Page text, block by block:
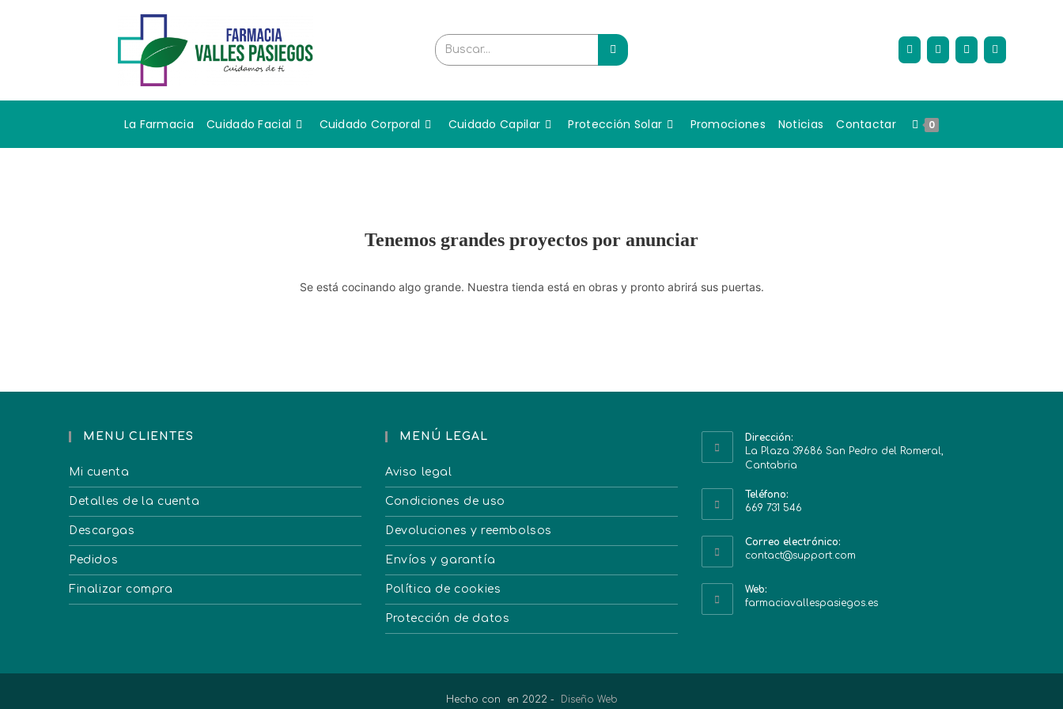
Buscar...
La Farmacia Cuidado Facial Cuidado Corporal Cuidado Capilar Protección Solar Promociones Noticias Contactar 0
Tenemos grandes proyectos por anunciar
Se está cocinando algo grande. Nuestra tienda está en obras y pronto abrirá sus puertas.
MENU CLIENTES
Mi cuenta
Detalles de la cuenta
Descargas
Pedidos
Finalizar compra
MENÚ LEGAL
Aviso legal
Condiciones de uso
Devoluciones y reembolsos
Envíos y garantía
Política de cookies
Protección de datos
Dirección:
La Plaza 39686 San Pedro del Romeral,
Cantabria
Teléfono:
669 731 546
Correo electrónico:
contact@support.com
Web:
farmaciavallespasiegos.es
Hecho con en 2022 - Diseño Web